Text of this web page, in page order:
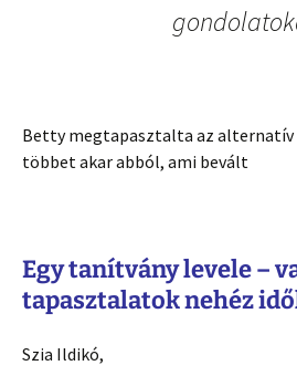
Betty megtapasztalta az alternatív
többet akar abból, ami bevált
Egy tanítvány levele –
tapasztalatok nehéz
Szia Ildikó,